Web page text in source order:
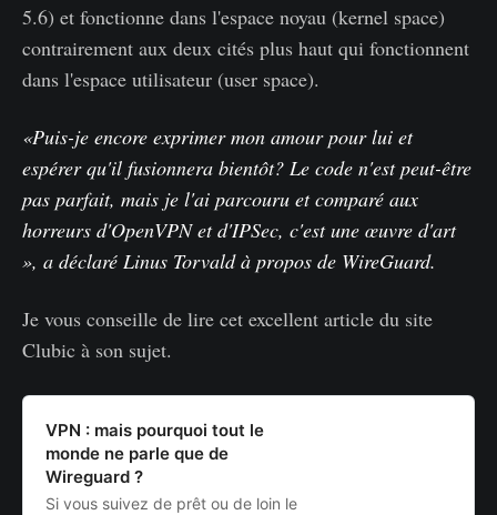
5.6) et fonctionne dans l'espace noyau (kernel space)
contrairement aux deux cités plus haut qui fonctionnent
dans l'espace utilisateur (user space).
«Puis-je encore exprimer mon amour pour lui et
espérer qu'il fusionnera bientôt? Le code n'est peut-être
pas parfait, mais je l'ai parcouru et comparé aux
horreurs d'OpenVPN et d'IPSec, c'est une œuvre d'art
», a déclaré Linus Torvald à propos de WireGuard.
Je vous conseille de lire cet excellent article du site
Clubic à son sujet.
VPN : mais pourquoi tout le
monde ne parle que de
Wireguard ?
Si vous suivez de prêt ou de loin le